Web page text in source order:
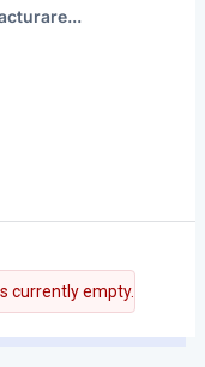
currently empty.